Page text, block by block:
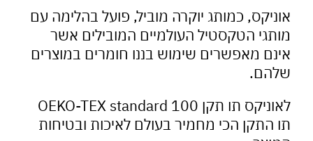
כמותג יוקרה מוביל, פועל בהלימה עם
הטקסטיל העולמיים המובילים אשר
מאפשרים שימוש בננו חומרים במוצרים
לאוניקס תו תקן OEKO-TEX standard 100
התקן הכי מחמיר בעולם לאיכות ובטיחות